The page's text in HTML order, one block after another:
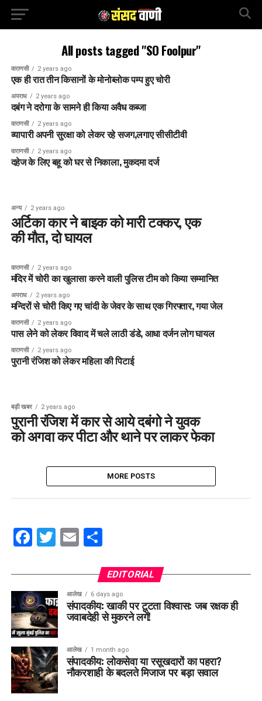
All posts tagged "SO Foolpur"
वाराणसी 2 years ago
एक ही रात तीन किसानों के मोनोब्लोक पम्प हुए चोरी
अपराध 2 years ago
दबंग ने दरोगा के सामने ही किया अवैध कब्जा
वाराणसी 2 years ago
व्यापारी अपनी सुरक्षा को लेकर रहे सजग,लगाए सीसीटीवी
वाराणसी 2 years ago
दहेज के लिए बहू को घर से निकाला, मुकदमा दर्ज
अन्य 2 years ago
अर्टिका कार ने बाइक को मारी टक्कर, एक
की मौत, दो घायल
वाराणसी 2 years ago
मंदिर में चोरी का खुलासा करने वाली पुलिस टीम को किया सम्मानित
अपराध 2 years ago
मन्दिरों से चोरी किए गए चांदी के जेवर के साथ एक गिरफ्तार, गया जेल
वाराणसी 2 years ago
पास लेने को लेकर विवाद में चले लाठी डंडे, आधा दर्जन लोग घायल
वाराणसी 2 years ago
पुरानी रंजिश को लेकर महिला की पिटाई
बड़ी खबर 2 years ago
पुरानी रंजिश में कार से आये दबंगो ने युवक
को अगवा कर पीटा और थाने पर लाकर फेका
MORE POSTS
Facebook
Twitter
EmailShare
EDITORIAL
आलेख 6 days ago
संपादकीय: खाकी पर टूटता विश्वास: जब रक्षक ही
जवाबदेही से मुकरने लगें!
आलेख 1 month ago
संपादकीय: लोकसेवा या रसूखदारों का पहरा?
नौकरशाही के बदलते मिजाज पर बड़ा सवाल